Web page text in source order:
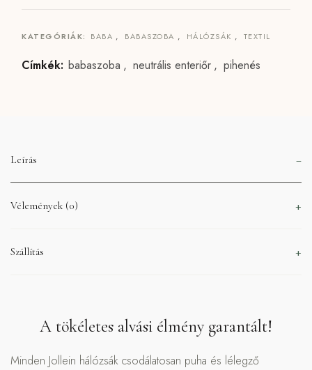
KATEGÓRIÁK: BABA , BABASZOBA , HÁLÓZSÁK , TEXTIL
Címkék: babaszoba , neutrális enteriőr , pihenés
Leírás
Vélemények (0)
Szállítás
A tökéletes alvási élmény garantált!
Minden Jollein hálózsák csodálatosan puha és lélegző